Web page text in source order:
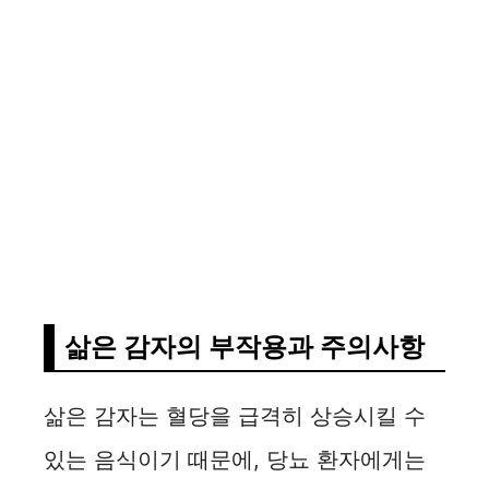
삶은 감자의 부작용과 주의사항
삶은 감자는 혈당을 급격히 상승시킬 수
있는 음식이기 때문에, 당뇨 환자에게는